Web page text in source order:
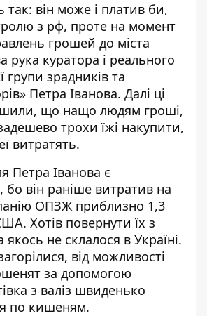
так: він може і платив би,
з рф, проте на момент
грошей до міста
рука куратора і реального
групи зрадників та
Петра Іванова. Далі ці
що нащо людям гроші,
трохи їжі накупити,
витратять.
Петра Іванова є
він раніше витратив на
ОПЗЖ приблизно 1,3
Хотів повернути їх з
не склалося в Україні.
від можливості
за допомогою
з валіз швиденько
по кишеням.